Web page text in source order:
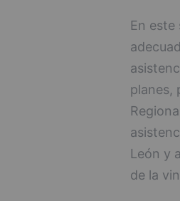
En
planes,
León y
de la